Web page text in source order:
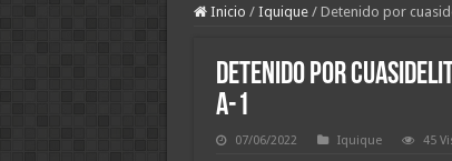
Inicio / Iquique / Detenido por
Detenido por
A-1
07/06/2022 Iquique 45